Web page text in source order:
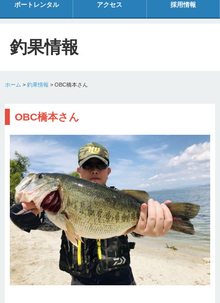
ボートレンタル アクセス 採用情報
釣果情報
ホーム > 釣果情報 > OBC橋本さん
OBC橋本さん